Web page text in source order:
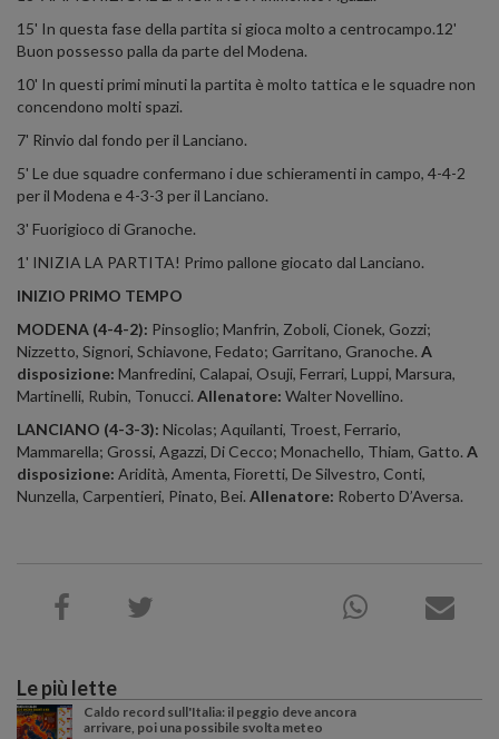
15' In questa fase della partita si gioca molto a centrocampo.12'
Buon possesso palla da parte del Modena.
10' In questi primi minuti la partita è molto tattica e le squadre non
concendono molti spazi.
7' Rinvio dal fondo per il Lanciano.
5' Le due squadre confermano i due schieramenti in campo, 4-4-2
per il Modena e 4-3-3 per il Lanciano.
3' Fuorigioco di Granoche.
1' INIZIA LA PARTITA! Primo pallone giocato dal Lanciano.
INIZIO PRIMO TEMPO
MODENA (4-4-2): Pinsoglio; Manfrin, Zoboli, Cionek, Gozzi;
Nizzetto, Signori, Schiavone, Fedato; Garritano, Granoche. A
disposizione: Manfredini, Calapai, Osuji, Ferrari, Luppi, Marsura,
Martinelli, Rubin, Tonucci. Allenatore: Walter Novellino.
LANCIANO (4-3-3): Nicolas; Aquilanti, Troest, Ferrario,
Mammarella; Grossi, Agazzi, Di Cecco; Monachello, Thiam, Gatto. A
disposizione: Aridità, Amenta, Fioretti, De Silvestro, Conti,
Nunzella, Carpentieri, Pinato, Bei. Allenatore: Roberto D’Aversa.
Le più lette
Caldo record sull'Italia: il peggio deve ancora
arrivare, poi una possibile svolta meteo